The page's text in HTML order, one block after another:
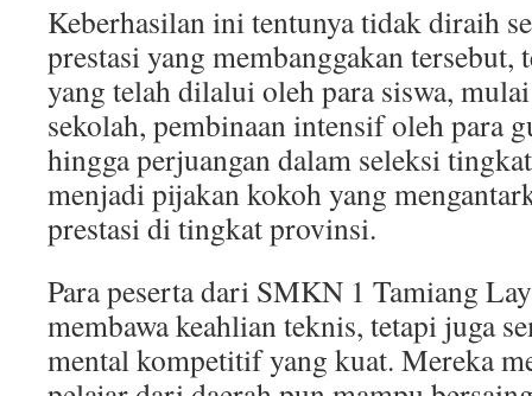
Keberhasilan ini tentunya tidak diraih
prestasi yang membanggakan tersebut,
yang telah dilalui oleh para siswa,
sekolah, pembinaan intensif oleh para
hingga perjuangan dalam seleksi
menjadi pijakan kokoh yang
prestasi di tingkat provinsi.
Para peserta dari SMKN 1 Tamiang
membawa keahlian teknis, tetapi juga
mental kompetitif yang kuat. Mereka